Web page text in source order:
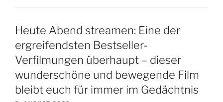
Heute Abend streamen: Eine der
ergreifendsten Bestseller-
Verfilmungen überhaupt – dieser
wunderschöne und bewegende Film
bleibt euch für immer im Gedächtnis